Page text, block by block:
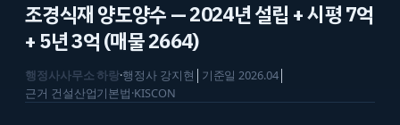
조경식재 양도양수 — 2024년 설립 + 시평 7억
+ 5년 3억 (매물 2664)
행정사사무소 하랑·행정사 강지현 기준일2026.04│
근거 건설산업기본법·KISCON